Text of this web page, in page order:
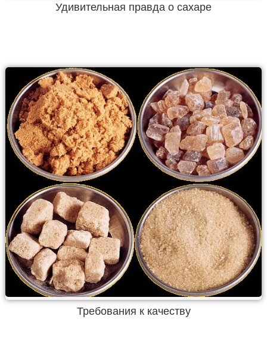
Удивительная правда о сахаре
Требования к качеству